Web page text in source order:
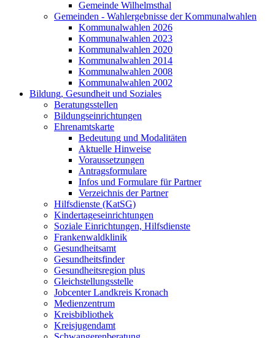
Gemeinde Wilhelmsthal
Gemeinden - Wahlergebnisse der Kommunalwahlen
Kommunalwahlen 2026
Kommunalwahlen 2023
Kommunalwahlen 2020
Kommunalwahlen 2014
Kommunalwahlen 2008
Kommunalwahlen 2002
Bildung, Gesundheit und Soziales
Beratungsstellen
Bildungseinrichtungen
Ehrenamtskarte
Bedeutung und Modalitäten
Aktuelle Hinweise
Voraussetzungen
Antragsformulare
Infos und Formulare für Partner
Verzeichnis der Partner
Hilfsdienste (KatSG)
Kindertageseinrichtungen
Soziale Einrichtungen, Hilfsdienste
Frankenwaldklinik
Gesundheitsamt
Gesundheitsfinder
Gesundheitsregion plus
Gleichstellungsstelle
Jobcenter Landkreis Kronach
Medienzentrum
Kreisbibliothek
Kreisjugendamt